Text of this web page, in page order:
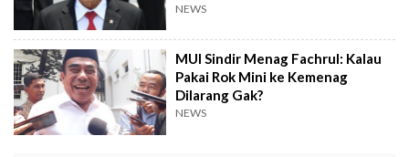
NEWS
MUI Sindir Menag Fachrul: Kalau
Pakai Rok Mini ke Kemenag
Dilarang Gak?
NEWS